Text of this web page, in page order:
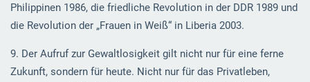
Philippinen 1986, die friedliche Revolution in der DDR 1989 und
die Revolution der „Frauen in Weiß“ in Liberia 2003.
9. Der Aufruf zur Gewaltlosigkeit gilt nicht nur für eine ferne
Zukunft, sondern für heute. Nicht nur für das Privatleben,